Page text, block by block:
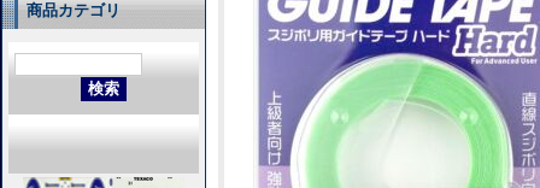
商品カテゴリ